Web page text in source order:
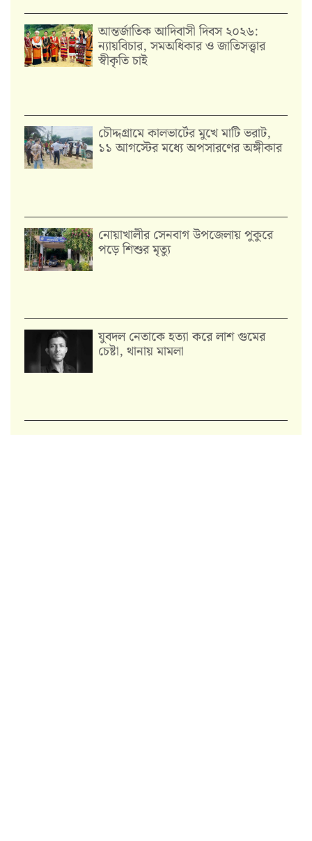
আন্তর্জাতিক আদিবাসী দিবস ২০২৬:
ন্যায়বিচার, সমঅধিকার ও জাতিসত্ত্বার
স্বীকৃতি চাই
চৌদ্দগ্রামে কালভার্টের মুখে মাটি ভরাট,
১১ আগস্টের মধ্যে অপসারণের অঙ্গীকার
নোয়াখালীর সেনবাগ উপজেলায় পুকুরে
পড়ে শিশুর মৃত্যু
যুবদল নেতাকে হত্যা করে লাশ গুমের
চেষ্টা, থানায় মামলা